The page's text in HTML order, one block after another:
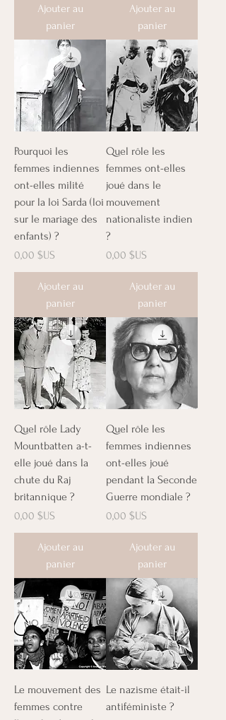
Ajouter au
panier
Ajouter au
panier
Pourquoi les
femmes indiennes
ont-elles milité
pour la loi Sarda (loi
sur le mariage des
enfants) ?
Prix
0,00 $US
Ajouter au
panier
Quel rôle les
femmes ont-elles
joué dans le
mouvement
nationaliste indien
?
Prix
0,00 $US
Ajouter au
panier
Quel rôle Lady
Mountbatten a-t-
elle joué dans la
chute du Raj
britannique ?
Prix
0,00 $US
Ajouter au
panier
Quel rôle les
femmes indiennes
ont-elles joué
pendant la Seconde
Guerre mondiale ?
Prix
0,00 $US
Ajouter au
panier
Le mouvement des
femmes contre
Le nazisme était-il
antiféministe ?